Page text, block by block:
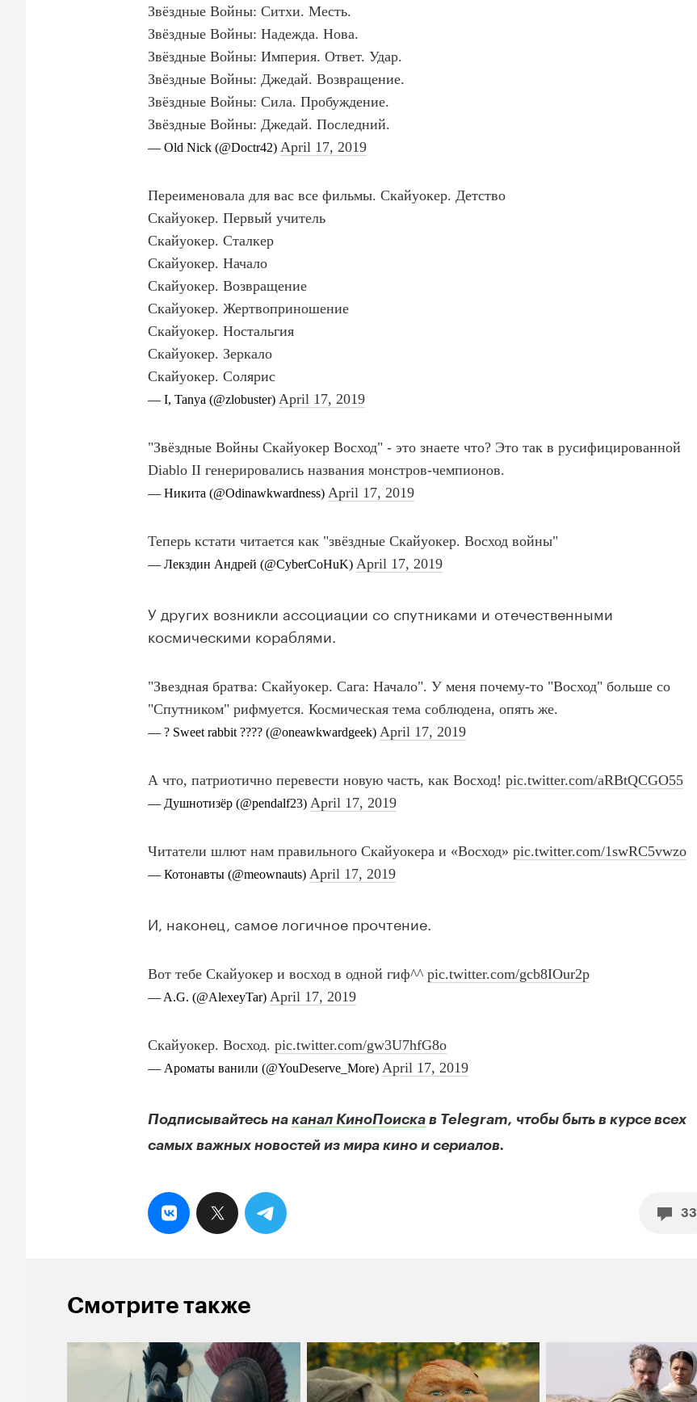
У других возникли ассоциации со спутниками и отечественными
космическими кораблями.
И, наконец, самое логичное прочтение.
Подписывайтесь наканал КиноПоискав Telegram, чтобы быть в курсе всех
самых важных новостей из мира кино и сериалов.
33
Смотрите также